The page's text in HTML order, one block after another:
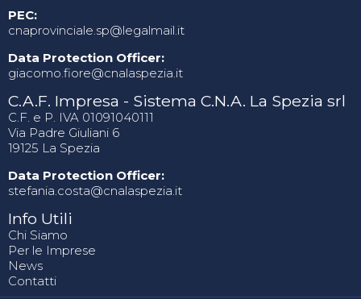
PEC:
cnaprovinciale.sp@legalmail.it
Data Protection Officer:
giacomo.fiore@cnalaspezia.it
C.A.F. Impresa - Sistema C.N.A. La Spezia srl
C.F. e P. IVA 01091040111
Via Padre Giuliani 6
19125 La Spezia
Data Protection Officer:
stefania.costa@cnalaspezia.it
Info Utili
Chi Siamo
Per le Imprese
News
Contatti